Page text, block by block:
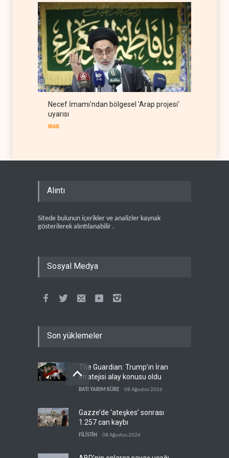
Necef İmamı'ndan bölgesel 'Arap projesi'
uyarısı
IRAK
Alıntı
Sitede bulunun içerikler ve analizler kaynak
gösterilerek alıntılanabilir .
Sosyal Medya
Son yüklemeler
The Guardian: Trump’ın İran
stratejisi alay konusu oldu
BATI YARIM KÜRE 08 Ağustos 2026
Gazze’de ‘ateşkes’ sonrası
1.257 can kaybı
FİLİSTİN 08 Ağustos 2026